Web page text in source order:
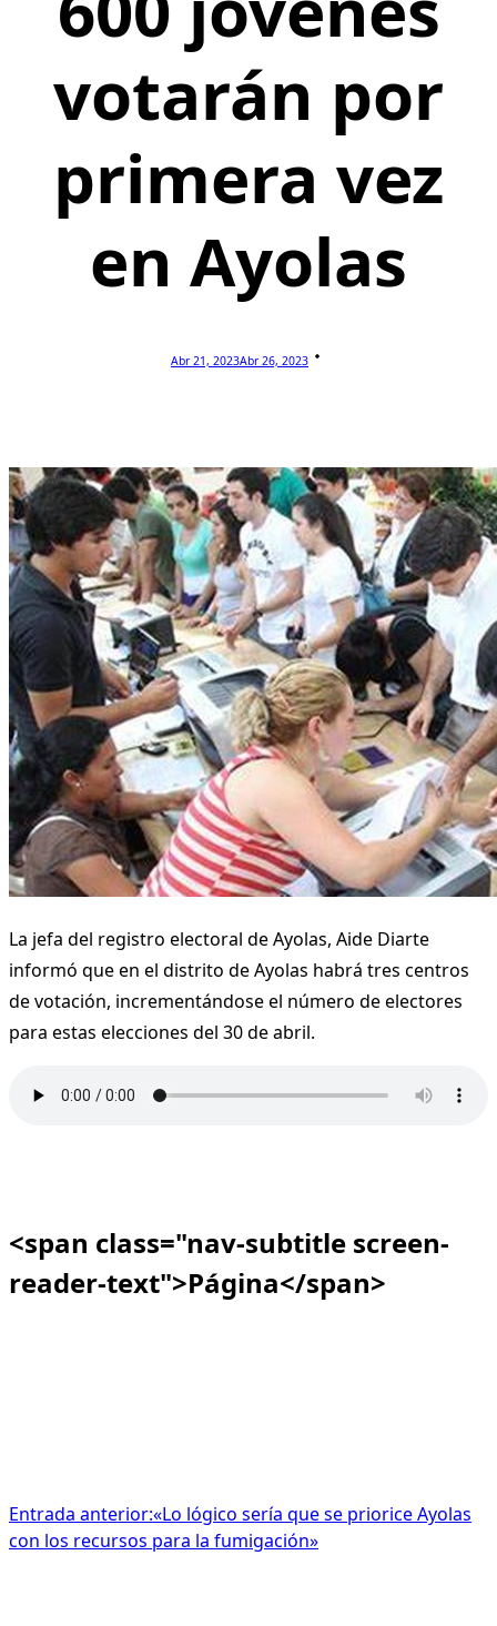
votarán por
primera vez
en Ayolas
Abr 21, 2023Abr 26, 2023
La jefa del registro electoral de Ayolas, Aide Diarte
informó que en el distrito de Ayolas habrá tres centros
de votación, incrementándose el número de electores
para estas elecciones del 30 de abril.
<span class="nav-subtitle screen-
reader-text">Página</span>
Entrada anterior:«Lo lógico sería que se priorice Ayolas
con los recursos para la fumigación»